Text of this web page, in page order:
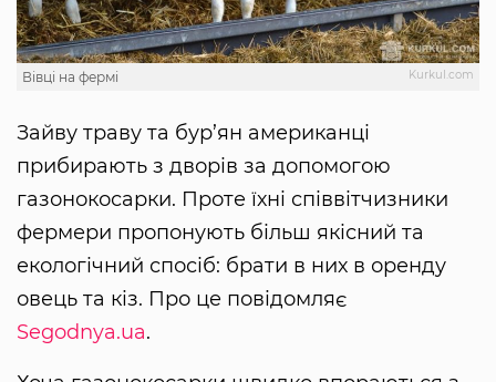
Kurkul.com
Вівці на фермі
Зайву траву та бур’ян американці
прибирають з дворів за допомогою
газонокосарки. Проте їхні співвітчизники
фермери пропонують більш якісний та
екологічний спосіб: брати в них в оренду
овець та кіз. Про це повідомляє
Segodnya.ua.